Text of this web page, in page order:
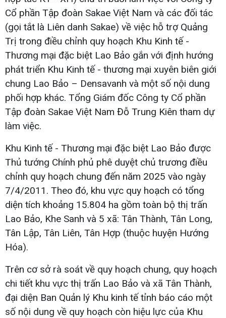
Cổ phần Tập đoàn Sakae Việt Nam và các đối tác
(gọi tắt là Liên danh Sakae) về việc hỗ trợ Quảng
Trị trong điều chỉnh quy hoạch Khu Kinh tế -
Thương mại đặc biệt Lao Bảo gắn với định hướng
phát triển Khu Kinh tế - thương mại xuyên biên giới
chung Lao Bảo – Densavanh và một số nội dung
phối hợp khác. Tổng Giám đốc Công ty Cổ phần
Tập đoàn Sakae Việt Nam Đỗ Trung Kiên tham dự
làm việc.
Khu Kinh tế - Thương mại đặc biệt Lao Bảo được
Thủ tướng Chính phủ phê duyệt chủ trương điều
chỉnh quy hoạch chung đến năm 2025 vào ngày
7/4/2011. Theo đó, khu vực quy hoạch có tổng
diện tích khoảng 15.804 ha gồm toàn bộ thị trấn
Lao Bảo, Khe Sanh và 5 xã: Tân Thành, Tân Long,
Tân Lập, Tân Liên, Tân Hợp (thuộc huyện Hướng
Hóa).
Trên cơ sở rà soát về quy hoạch chung, quy hoạch
chi tiết khu vực thị trấn Lao Bảo và xã Tân Thành,
đại diện Ban Quản lý Khu kinh tế tỉnh báo cáo một
số nội dung về quy hoạch còn hiệu lực của Khu